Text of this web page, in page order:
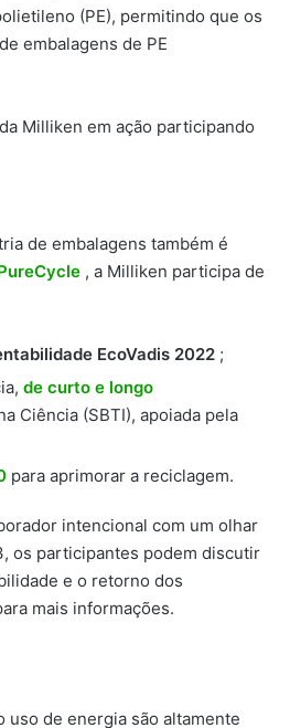
(PE), permitindo que os
embalagens de PE
Milliken em ação participando
de embalagens também é
, a Milliken participa de
EcoVadis 2022 ;
de curto e longo
Ciência (SBTI), apoiada pela
para aprimorar a reciclagem.
intencional com um olhar
os participantes podem discutir
e o retorno dos
mais informações.
uso de energia são altamente